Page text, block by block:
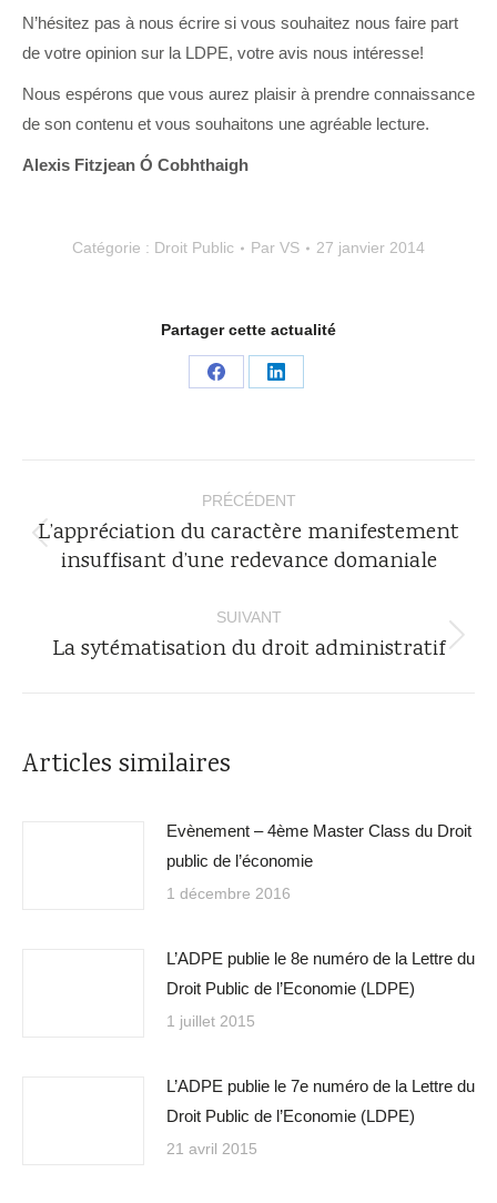
N’hésitez pas à nous écrire si vous souhaitez nous faire part
de votre opinion sur la LDPE, votre avis nous intéresse!
Nous espérons que vous aurez plaisir à prendre connaissance
de son contenu et vous souhaitons une agréable lecture.
Alexis Fitzjean Ó Cobhthaigh
Catégorie : Droit Public Par VS 27 janvier 2014
Partager cette actualité
PartagerPartager
article
PRÉCÉDENT
Article
:
L’appréciation du caractère manifestement
insuffisant d’une redevance domaniale
SUIVANT
Article
La sytématisation du droit administratif
Articles similaires
Evènement – 4ème Master Class du Droit
public de l’économie
1 décembre 2016
L’ADPE publie le 8e numéro de la Lettre du
Droit Public de l’Economie (LDPE)
1 juillet 2015
L’ADPE publie le 7e numéro de la Lettre du
Droit Public de l’Economie (LDPE)
21 avril 2015